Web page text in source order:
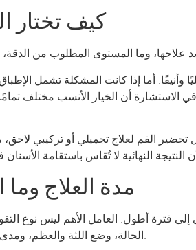
كيف تختار
علاجها، وما المستوى المطلوب من
أما إذا كانت المشكلة تشمل الإطباق
في الاستشارة أن الخيار الأنسب مختلف
الفم لعلاج تجميلي أو تركيبي
مدة العلاج
فترة أطول. العامل الأهم ليس نوع
الحالة، وضع اللثة والعظم، ومدى الالتزام بالمراجعات والتعليمات.